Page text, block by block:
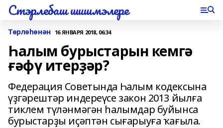
Стэрлебаш шишмэлере
Төрлөһөнән 16 ЯНВАРЯ 2018, 06:34
Һалым бурыстарын кемгә
ғәфү итерҙәр?
Федерация Советында Һалым кодексына
үҙгәрештәр индереүсе закон 2013 йылға
тиклем түләнмәгән һалымдар буйынса
бурыстарҙы иҫәптән сығарыуға ҡағыла.